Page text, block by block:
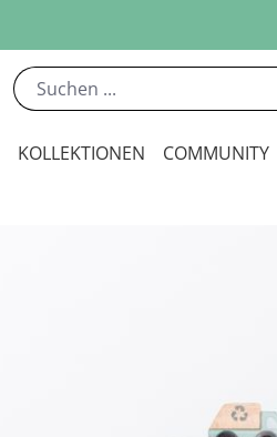
KOLLEKTIONEN COMMUNITY